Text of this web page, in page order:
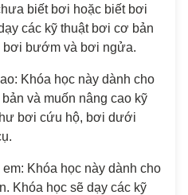
biết bơi hoặc biết bơi
các kỹ thuật bơi cơ bản
bướm và bơi ngửa.
Khóa học này dành cho
và muốn nâng cao kỹ
bơi cứu hộ, bơi dưới
Khóa học này dành cho
Khóa học sẽ dạy các kỹ